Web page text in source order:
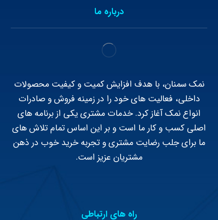
درباره ما
نمک سمنان، با هدف افزایش کمیت و کیفیت محصولات
داخلی، فعالیت های خود را در زمینه فروش و صادرات
انواع نمک آغاز کرد. خدمات مشتری یکی از برنامه های
اصلی کسب و کار ما است و بر این اساس تمام تلاش های
ما برای جلب رضایت مشتری و تجربه خرید خوب در ذهن
مشتریان عزیز است.
راه های ارتباطی